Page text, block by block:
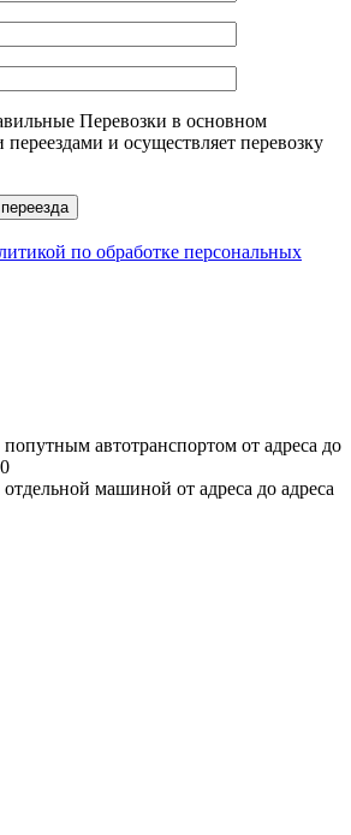
Перевозки в основном
и осуществляет перевозку
по обработке персональных
автотранспортом от адреса до
машиной от адреса до адреса